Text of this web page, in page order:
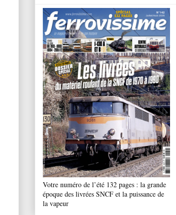
Votre numéro de l’été 132 pages : la grande
époque des livrées SNCF et la puissance de
la vapeur